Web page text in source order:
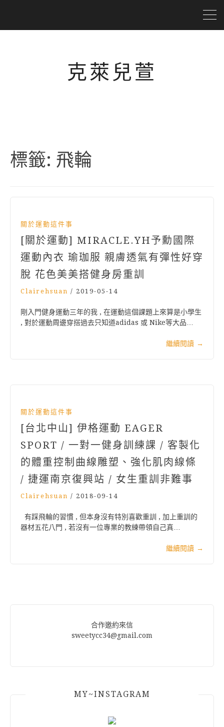
克萊兒萱
標籤: 飛輪
關於運動這件事
[關於運動] MIRACLE.YH予勳國際
運動內衣 瑜珈服 親膚透氣有彈性好穿
脫 花色美美搭健身房重訓
Clairehsuan / 2019-05-14
剛入門健身運動三年的我 , 在運動這個課題上來算是小學生
, 對於運動周邊穿搭過去只知道adidas 或 Nike等大品…
繼續閱讀 →
關於運動這件事
[台北中山] 伊格運動 EAGER
SPORT / 一對一健身訓練課 / 客製化
的體重控制曲線雕塑、強化肌肉線條
/ 捷運南京復興站 / 女生重訓非難事
Clairehsuan / 2018-09-14
有踩飛輪的習慣 , 但本身沒有特別喜歡重訓 , 加上重訓的
器材五花八門 , 若沒有一位專業的教練帶領自己真…
繼續閱讀 →
合作邀約來信
sweetycc34@gmail.com
MY~INSTAGRAM